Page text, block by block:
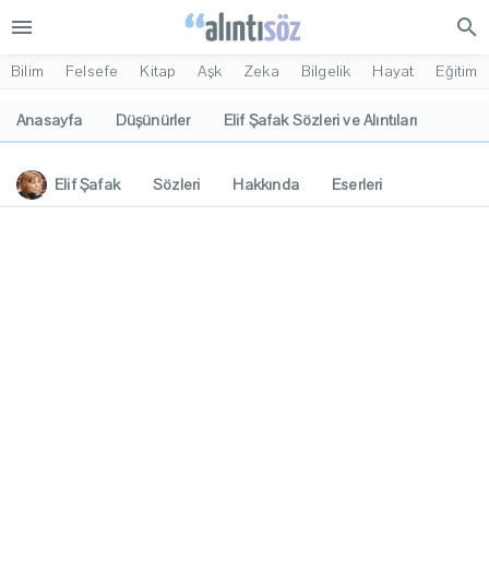
menu search
Bilim Felsefe Kitap Aşk Zeka Bilgelik Hayat Eğitim
Anasayfa Düşünürler Elif Şafak Sözleri ve Alıntıları
Elif Şafak Sözleri Hakkında
Eserleri